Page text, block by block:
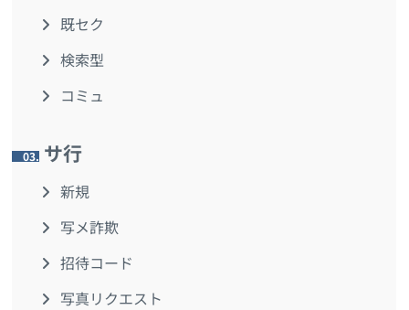
既セク
検索型
コミュ
3. サ行
新規
写メ詐欺
招待コード
写真リクエスト